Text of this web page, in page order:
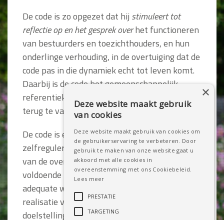
De code is zo opgezet dat hij stimuleert tot
reflectieop en het gesprek overhet functioneren
van bestuurders en toezichthouders, en hun
onderlinge verhouding, in de overtuiging dat de
code pas in die dynamiek echt tot leven komt.
Daarbij is de code het gemeenschappelijk
referentiekader en een hulpmiddel om op
terug te vallen in lastige situaties.
De code is een vorm vanzelfregulering. Het
zelfregulerende karakter van de code vraagt
van de overheid dat zij zorgorganisaties
voldoende ruimte biedt om op eigen en
adequate wijze invulling te geven aan de
realisatie van hun maatschappelijke
doelstelling. Zelfregulering maakt het mogelijk
Deze website maakt gebruik
van cookies
Deze website maakt gebruik van cookies om
de gebruikerservaring te verbeteren. Door
gebruik te maken van onze website gaat u
akkoord met alle cookies in
overeenstemming met ons Cookiebeleid.
Lees meer
PRESTATIE
TARGETING
×